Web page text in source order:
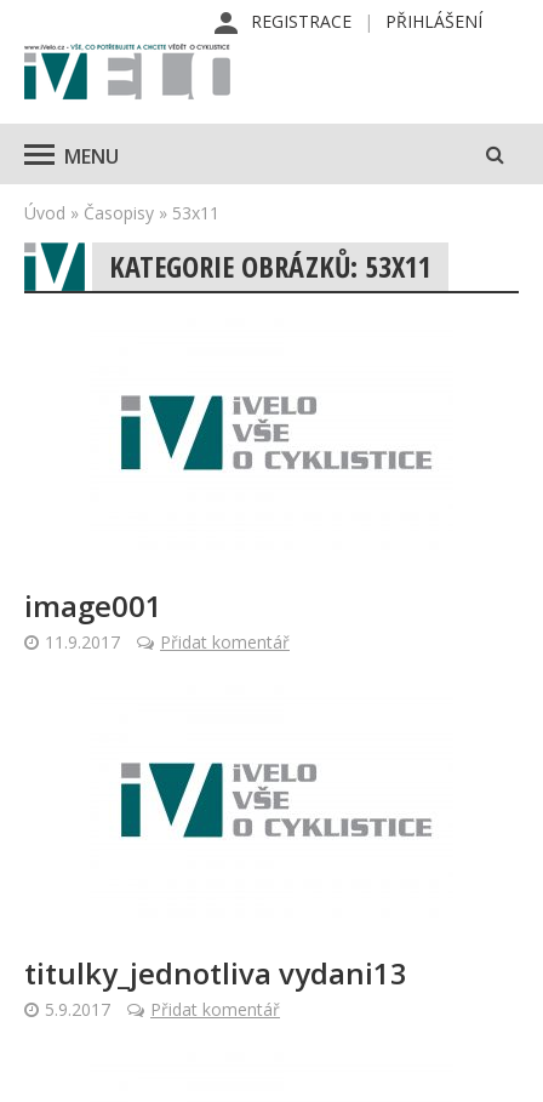
REGISTRACE PŘIHLÁŠENÍ
MENU
Úvod » Časopisy » 53x11
KATEGORIE OBRÁZKŮ: 53X11
image001
11.9.2017 Přidat komentář
titulky_jednotliva vydani13
5.9.2017 Přidat komentář